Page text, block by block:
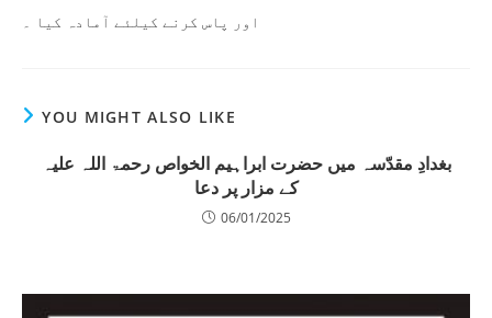
اور پاس کرنے کیلئے آمادہ کیا ۔
YOU MIGHT ALSO LIKE
بغدادِ مقدّسہ میں حضرت ابراہیم الخواص رحمۃ اللہ علیہ
کے مزار پر دعا
06/01/2025